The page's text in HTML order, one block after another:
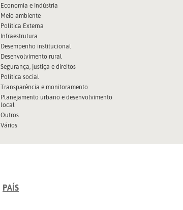
Economia e Indústria
Meio ambiente
Política Externa
Infraestrutura
Desempenho institucional
Desenvolvimento rural
Segurança, justiça e direitos
Política social
Transparência e monitoramento
Planejamento urbano e desenvolvimento
local
Outros
Vários
PAÍS